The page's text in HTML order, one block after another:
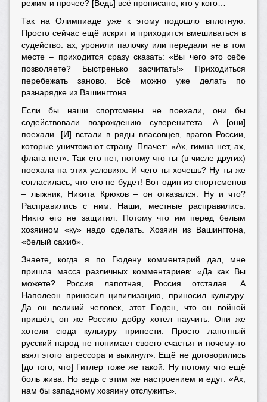
режим и прочее? [Ведь] всё прописано, кто у кого…
Так на Олимпиаде уже к этому подошло вплотную.
Просто сейчас ещё искрит и приходится вмешиваться в
судейство: ах, уронили палочку или передали не в том
месте – приходится сразу сказать: «Вы чего это себе
позволяете? Быстренько засчитать!» Приходиться
перебежать заново. Всё можно уже делать по
разнарядке из Вашингтона.
Если бы наши спортсмены не поехали, они бы
содействовали возрождению суверенитета. А [они]
поехали. [И] встали в ряды власовцев, врагов России,
которые уничтожают страну. Плачет: «Ах, гимна нет, ах,
флага нет». Так его нет, потому что ты (в числе других)
поехала на этих условиях. И чего ты хочешь? Ну ты же
согласилась, что его не будет! Вот один из спортсменов
– лыжник, Никита Крюков – он отказался. Ну и что?
Расправились с ним. Наши, местные расправились.
Никто его не защитил. Потому что им перед белым
хозяином «ку» надо сделать. Хозяин из Вашингтона,
«белый сахиб».
Знаете, когда я по Гюдену комментарий дал, мне
пришла масса различных комментариев: «Да как Вы
можете? Россия лапотная, Россия отсталая. А
Наполеон приносил цивилизацию, приносил культуру.
Да он великий человек, этот Гюден, что он войной
пришёл, он же Россию добру хотел научить. Они же
хотели сюда культуру принести. Просто лапотный
русский народ не понимает своего счастья и почему-то
взял этого агрессора и выкинул». Ещё не договорились
[до того, что] Гитлер тоже же такой. Ну потому что ещё
боль жива. Но ведь с этим же настроением и едут: «Ах,
нам бы западному хозяину отслужить».